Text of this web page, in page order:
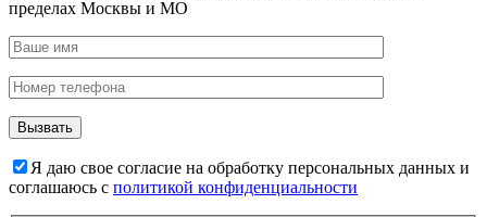
пределах Москвы и МО
Я даю свое согласие на обработку персональных данных и
соглашаюсь с политикой конфиденциальности